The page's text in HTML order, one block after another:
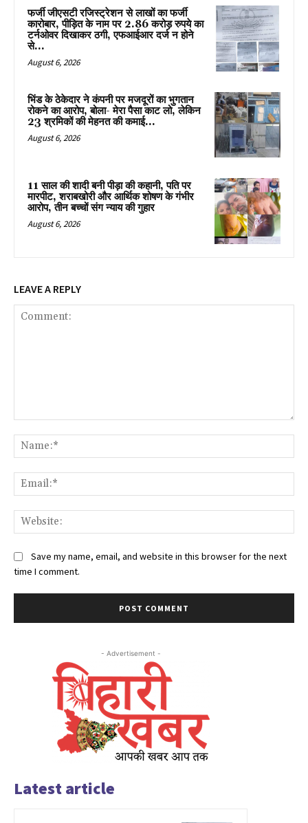
फर्जी जीएसटी रजिस्ट्रेशन से लाखों का फर्जी
कारोबार, पीड़ित के नाम पर 2.86 करोड़ रुपये का
टर्नओवर दिखाकर ठगी, एफआईआर दर्ज न होने
से...
August 6, 2026
भिंड के ठेकेदार ने कंपनी पर मजदूरों का भुगतान
रोकने का आरोप, बोला- मेरा पैसा काट लो, लेकिन
23 श्रमिकों की मेहनत की कमाई...
August 6, 2026
11 साल की शादी बनी पीड़ा की कहानी, पति पर
मारपीट, शराबखोरी और आर्थिक शोषण के गंभीर
आरोप, तीन बच्चों संग न्याय की गुहार
August 6, 2026
LEAVE A REPLY
Save my name, email, and website in this browser for the next
time I comment.
- Advertisement -
Latest article